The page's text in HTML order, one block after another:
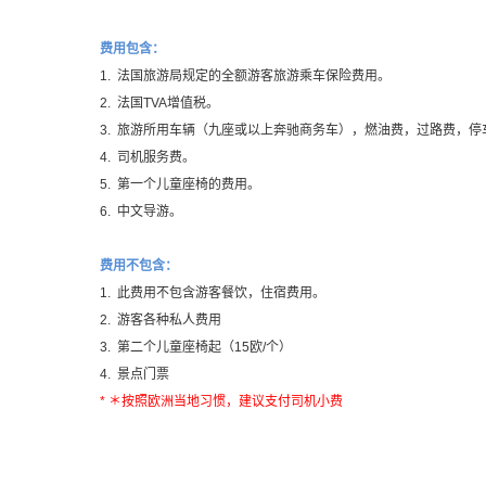
费用包含：
1. 法国旅游局规定的全额游客旅游乘车保险费用。
2. 法国TVA增值税。
3. 旅游所用车辆（九座或以上奔驰商务车），燃油费，过路费，停
4. 司机服务费。
5. 第一个儿童座椅的费用。
6. 中文导游。
费用不包含：
1. 此费用不包含游客餐饮，住宿费用。
2. 游客各种私人费用
3. 第二个儿童座椅起（15 欧/个）
4. 景点门票
* ＊按照欧洲当地习惯，建议支付司机小费